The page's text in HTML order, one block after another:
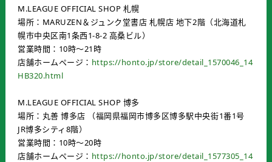
M.LEAGUE OFFICIAL SHOP 札幌
場所：MARUZEN＆ジュンク堂書店 札幌店 地下2階（北海道札
幌市中央区南1条西1-8-2 高桑ビル）
営業時間：10時～21時
店舗ホームページ： https://honto.jp/store/detail_1570046_14
HB320.html
M.LEAGUE OFFICIAL SHOP 博多
場所：丸善 博多店 （福岡県福岡市博多区博多駅中央街1番1号
JR博多シティ8階）
営業時間：10時～20時
店舗ホームページ： https://honto.jp/store/detail_1577305_14